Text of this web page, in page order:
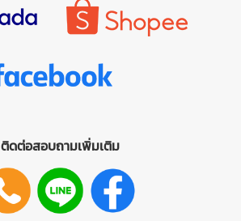
ติดต่อสอบถามเพิ่มเติม